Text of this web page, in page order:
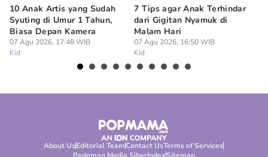
10 Anak Artis yang Sudah
Syuting di Umur 1 Tahun,
Biasa Depan Kamera
07 Agu 2026, 17:48 WIB
Kid
7 Tips agar Anak Terhindar
dari Gigitan Nyamuk di
Malam Hari
07 Agu 2026, 16:50 WIB
Kid
About UsEditorial TeamContact UsTerms of Services